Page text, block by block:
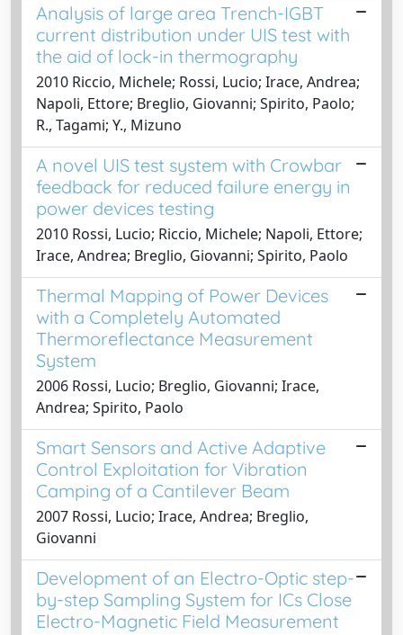
Analysis of large area Trench-IGBT
current distribution under UIS test with
the aid of lock-in thermography
2010 Riccio, Michele; Rossi, Lucio; Irace, Andrea;
Napoli, Ettore; Breglio, Giovanni; Spirito, Paolo;
R., Tagami; Y., Mizuno
A novel UIS test system with Crowbar
feedback for reduced failure energy in
power devices testing
2010 Rossi, Lucio; Riccio, Michele; Napoli, Ettore;
Irace, Andrea; Breglio, Giovanni; Spirito, Paolo
Thermal Mapping of Power Devices
with a Completely Automated
Thermoreflectance Measurement
System
2006 Rossi, Lucio; Breglio, Giovanni; Irace,
Andrea; Spirito, Paolo
Smart Sensors and Active Adaptive
Control Exploitation for Vibration
Camping of a Cantilever Beam
2007 Rossi, Lucio; Irace, Andrea; Breglio,
Giovanni
Development of an Electro-Optic step-
by-step Sampling System for ICs Close
Electro-Magnetic Field Measurement